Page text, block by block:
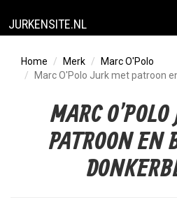
JURKENSITE.NL
Home Merk
Marc O'Polo
Marc O'Polo Jurk met patroon
MARC
PATROON EN